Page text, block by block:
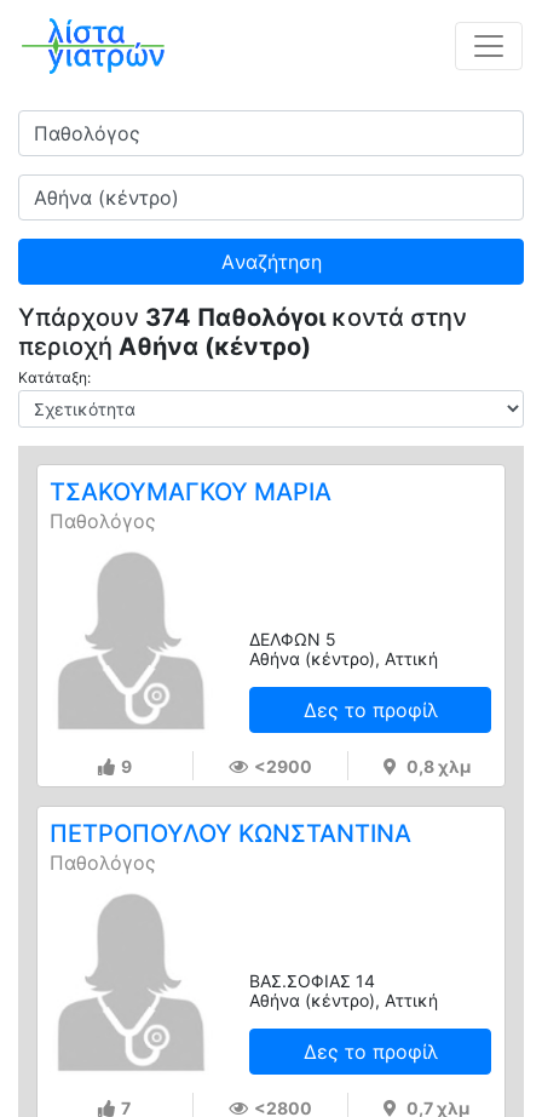
Ειδικότητα
Πού
Aναζήτηση
Υπάρχουν 374 Παθολόγοικοντά στην
περιοχή Αθήνα (κέντρο)
Κατάταξη:
ΤΣΑΚΟΥΜΑΓΚΟΥ ΜΑΡΙΑ
Παθολόγος
ΔΕΛΦΩΝ 5
Αθήνα (κέντρο), Αττική
Δες το προφίλ
9 <2900 0,8 χλμ
ΠΕΤΡΟΠΟΥΛΟΥ ΚΩΝΣΤΑΝΤΙΝΑ
Παθολόγος
ΒΑΣ.ΣΟΦΙΑΣ 14
Αθήνα (κέντρο), Αττική
Δες το προφίλ
7 <2800 0,7 χλμ